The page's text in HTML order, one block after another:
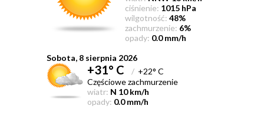
ciśnienie: 1015 hPa
wilgotność: 48%
zachmurzenie: 6%
opady: 0.0 mm/h
Sobota, 8 sierpnia 2026
+31° C /+22° C
Częściowe zachmurzenie
wiatr: N 10 km/h
opady: 0.0 mm/h